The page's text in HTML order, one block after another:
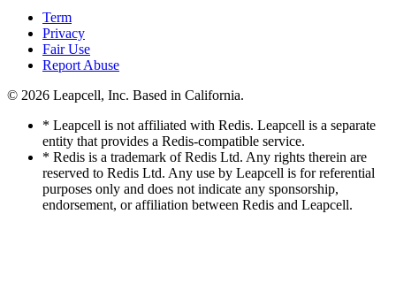
Term
Privacy
Fair Use
Report Abuse
© 2026 Leapcell, Inc. Based in California.
* Leapcell is not affiliated with Redis. Leapcell is a separate
entity that provides a Redis-compatible service.
* Redis is a trademark of Redis Ltd. Any rights therein are
reserved to Redis Ltd. Any use by Leapcell is for referential
purposes only and does not indicate any sponsorship,
endorsement, or affiliation between Redis and Leapcell.